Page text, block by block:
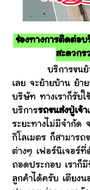
ช่องทางการติดต่อบ
สะดวกร
บริการขนย้ายข
เลย จะย้ายบ้าน ย้า
บริษัท ทางเราก็รับ
บริการรถขนส่งปู่เจ้า
ระยะทางไม่มีจำกัด
กิโลเมตร ก็สามารถ
ต่างๆ เฟอร์นิเจอร์ที่
ถอดประกอบ เราก็
ลูกค้าได้ครับ เตียง